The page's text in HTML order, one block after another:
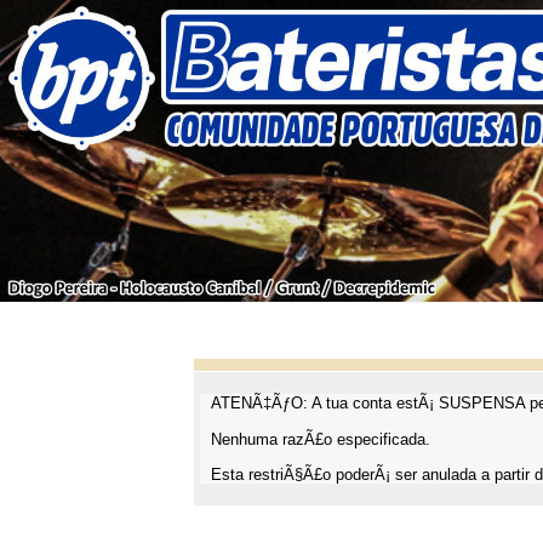
ATENÃ‡ÃƒO: A tua conta estÃ¡ SUSPENSA
Nenhuma razÃ£o especificada.
Esta restriÃ§Ã£o poderÃ¡ ser anulada a partir